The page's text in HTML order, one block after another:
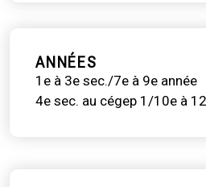
ANNÉES
1e à 3e sec./7e à 9e année
4e sec. au cégep 1/10e à